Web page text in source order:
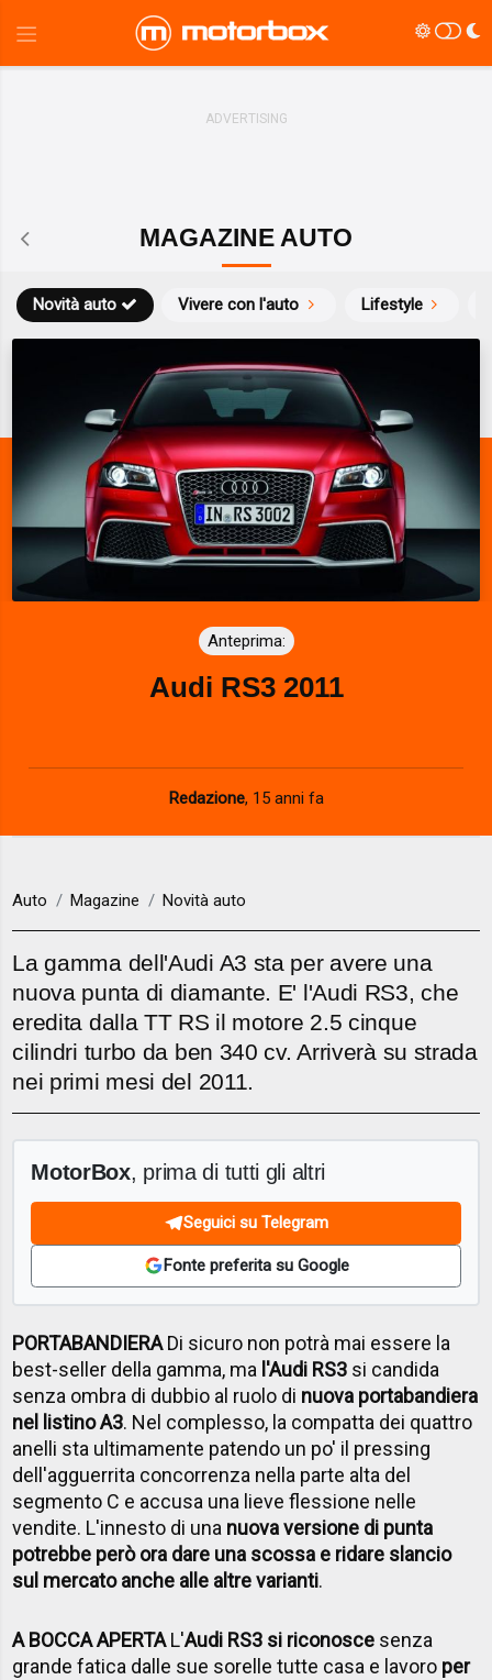
MAGAZINE AUTO
Novità auto Vivere con l'auto Lifestyle
Anteprima:
Audi RS3 2011
Redazione, 15 anni fa
Auto Magazine Novità auto
La gamma dell'Audi A3 sta per avere una
nuova punta di diamante. E' l'Audi RS3, che
eredita dalla TT RS il motore 2.5 cinque
cilindri turbo da ben 340 cv. Arriverà su strada
nei primi mesi del 2011.
MotorBox, prima di tutti gli altri
Seguici su Telegram
Fonte preferita su Google
PORTABANDIERADi sicuro non potrà mai essere la
best-seller della gamma, ma l'Audi RS3 si candida
senza ombra di dubbio al ruolo di nuova portabandiera
nel listino A3. Nel complesso, la compatta dei quattro
anelli sta ultimamente patendo un po' il pressing
dell'agguerrita concorrenza nella parte alta del
segmento C e accusa una lieve flessione nelle
vendite. L'innesto di una nuova versione di punta
potrebbe però ora dare una scossa e ridare slancio
sul mercato anche alle altre varianti.
A BOCCA APERTAL'Audi RS3 si riconosce senza
grande fatica dalle sue sorelle tutte casa e lavoro per